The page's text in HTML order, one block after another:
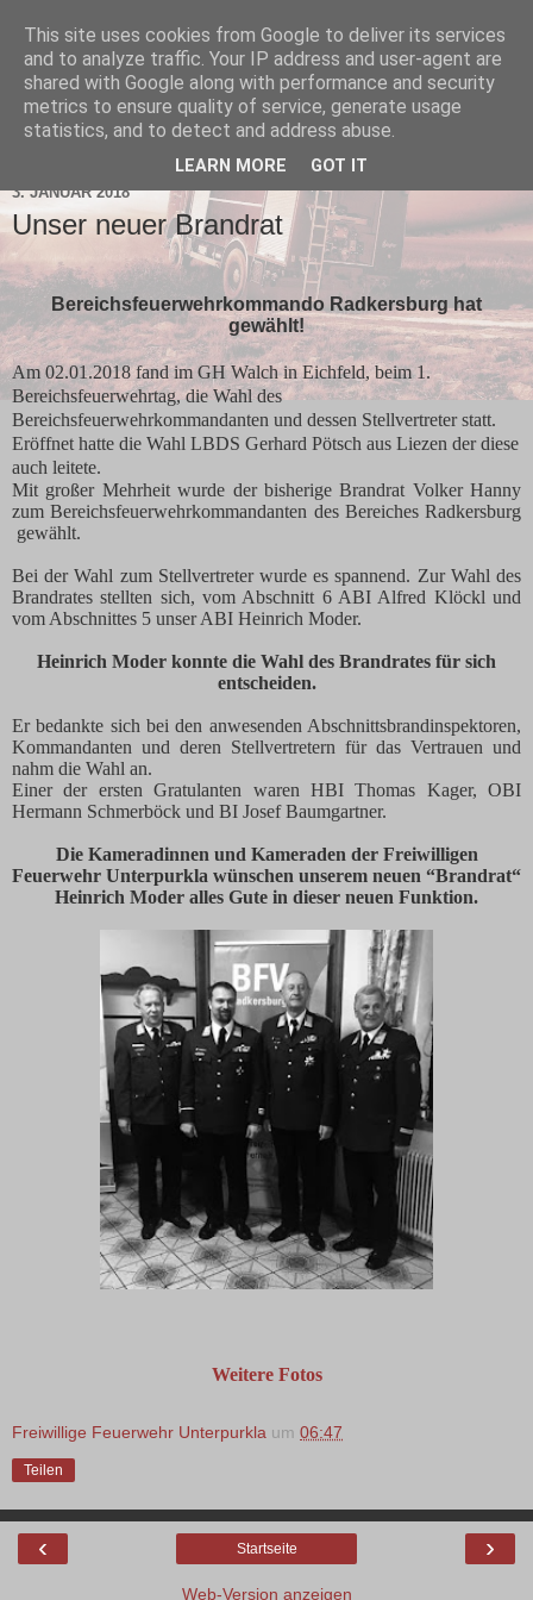
3. JANUAR 2018
Unser neuer Brandrat
Bereichsfeuerwehrkommando Radkersburg hat
gewählt!
Am 02.01.2018 fand im GH Walch in Eichfeld, beim 1.
Bereichsfeuerwehrtag, die Wahl des
Bereichsfeuerwehrkommandanten und dessen Stellvertreter statt.
Eröffnet hatte die Wahl LBDS Gerhard Pötsch aus Liezen der diese
auch leitete.
Mit großer Mehrheit wurde der bisherige Brandrat Volker Hanny
zum Bereichsfeuerwehrkommandanten des Bereiches Radkersburg
gewählt.
Bei der Wahl zum Stellvertreter wurde es spannend. Zur Wahl des
Brandrates stellten sich, vom Abschnitt 6 ABI Alfred Klöckl und
vom Abschnittes 5 unser ABI Heinrich Moder.
Heinrich Moder konnte die Wahl des Brandrates für sich
entscheiden.
Er bedankte sich bei den anwesenden Abschnittsbrandinspektoren,
Kommandanten und deren Stellvertretern für das Vertrauen und
nahm die Wahl an.
Einer der ersten Gratulanten waren HBI Thomas Kager, OBI
Hermann Schmerböck und BI Josef Baumgartner.
Die Kameradinnen und Kameraden der Freiwilligen
Feuerwehr Unterpurkla wünschen unserem neuen “Brandrat“
Heinrich Moder alles Gute in dieser neuen Funktion.
Weitere Fotos
Freiwillige Feuerwehr Unterpurkla um 06:47
Teilen
‹ ›
Startseite
Web-Version anzeigen
This site uses cookies from Google to deliver its services
and to analyze traffic. Your IP address and user-agent are
shared with Google along with performance and security
metrics to ensure quality of service, generate usage
statistics, and to detect and address abuse.
LEARN MORE GOT IT